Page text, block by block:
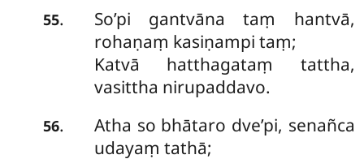
55.
So’pi gantvāna taṃ hantvā,
rohaṇaṃ kasiṇampi taṃ;
Katvā hatthagataṃ tattha,
vasittha nirupaddavo.
56.
Atha so bhātaro dve’pi, senañca
udayaṃ tathā;